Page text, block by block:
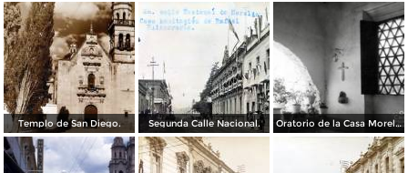
Templo de San Diego. Segunda Calle Nacional. Oratorio de la Casa Morelos